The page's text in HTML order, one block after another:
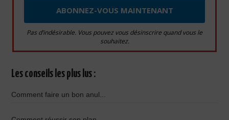
Pas d’indésirable. Vous pouvez vous désinscrire quand vous le
souhaitez.
Les conseils les plus lus :
Comment faire un bon anul...